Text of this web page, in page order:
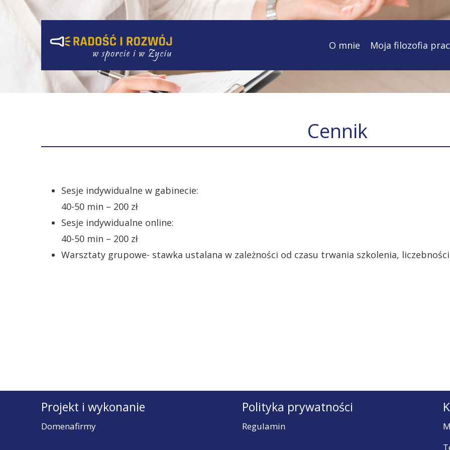
O mnie Moja filozofia
Cennik
Sesje indywidualne w gabinecie:
40-50 min – 200 zł
Sesje indywidualne online:
40-50 min – 200 zł
Warsztaty grupowe- stawka ustalana w zależności od czasu trwania szkolenia,
Projekt i wykonanie
Domenafirmy
Polityka prywatności
Regulamin